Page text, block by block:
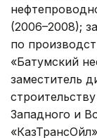
(2006–2008);
по
«Батумский
заместитель
Западного и